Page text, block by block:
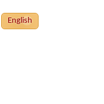
English